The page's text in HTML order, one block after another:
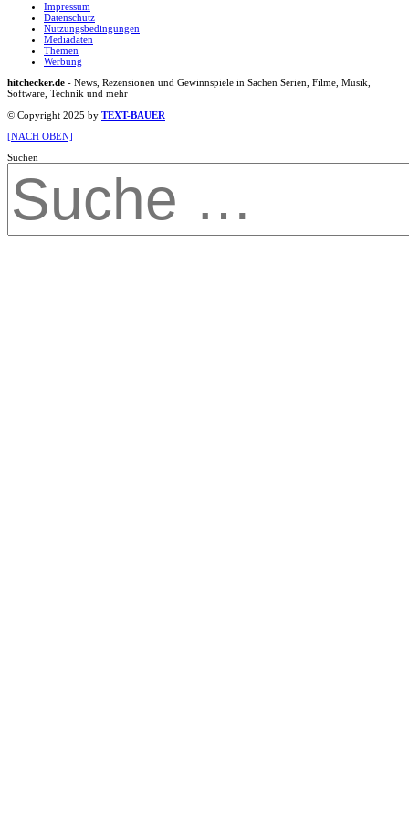
Impressum
Datenschutz
Nutzungsbedingungen
Mediadaten
Themen
Werbung
hitchecker.de - News, Rezensionen und Gewinnspiele in Sachen Serien, Filme, Musik,
Software, Technik und mehr
© Copyright 2025 by TEXT-BAUER
[NACH OBEN]
Suchen